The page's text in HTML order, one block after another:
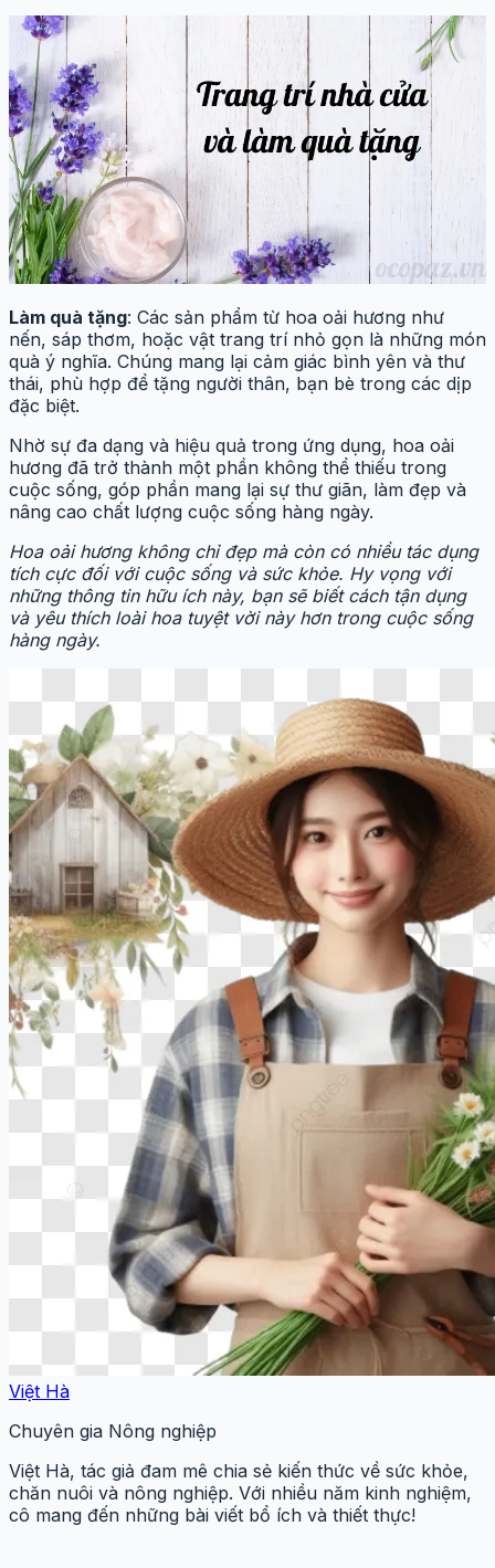
Làm quà tặng: Các sản phẩm từ hoa oải hương như
nến, sáp thơm, hoặc vật trang trí nhỏ gọn là những món
quà ý nghĩa. Chúng mang lại cảm giác bình yên và thư
thái, phù hợp để tặng người thân, bạn bè trong các dịp
đặc biệt.
Nhờ sự đa dạng và hiệu quả trong ứng dụng, hoa oải
hương đã trở thành một phần không thể thiếu trong
cuộc sống, góp phần mang lại sự thư giãn, làm đẹp và
nâng cao chất lượng cuộc sống hàng ngày.
Hoa oải hương không chỉ đẹp mà còn có nhiều tác dụng
tích cực đối với cuộc sống và sức khỏe. Hy vọng với
những thông tin hữu ích này, bạn sẽ biết cách tận dụng
và yêu thích loài hoa tuyệt vời này hơn trong cuộc sống
hàng ngày.
Việt Hà
Chuyên gia Nông nghiệp
Việt Hà, tác giả đam mê chia sẻ kiến thức về sức khỏe,
chăn nuôi và nông nghiệp. Với nhiều năm kinh nghiệm,
cô mang đến những bài viết bổ ích và thiết thực!